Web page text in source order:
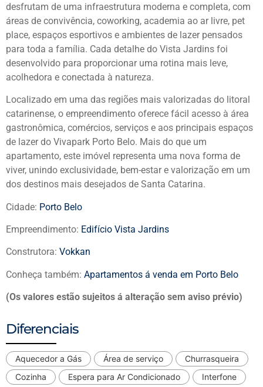
desfrutam de uma infraestrutura moderna e completa, com
áreas de convivência, coworking, academia ao ar livre, pet
place, espaços esportivos e ambientes de lazer pensados
para toda a família. Cada detalhe do Vista Jardins foi
desenvolvido para proporcionar uma rotina mais leve,
acolhedora e conectada à natureza.
Localizado em uma das regiões mais valorizadas do litoral
catarinense, o empreendimento oferece fácil acesso à área
gastronômica, comércios, serviços e aos principais espaços
de lazer do Vivapark Porto Belo. Mais do que um
apartamento, este imóvel representa uma nova forma de
viver, unindo exclusividade, bem-estar e valorização em um
dos destinos mais desejados de Santa Catarina.
Cidade: Porto Belo
Empreendimento: Edifício Vista Jardins
Construtora: Vokkan
Conheça também: Apartamentos á venda em Porto Belo
(Os valores estão sujeitos á alteração sem aviso prévio)
Diferenciais
Aquecedor a Gás Área de serviço
Churrasqueira
Cozinha
Espera para Ar Condicionado
Interfone